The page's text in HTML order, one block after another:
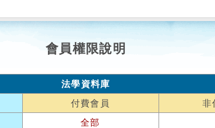
會員權限說明
法學資料庫
付費會員
非
全部